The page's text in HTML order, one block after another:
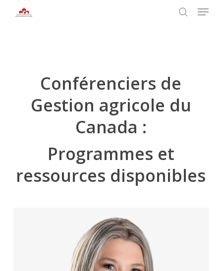
Menu
Conférenciers de
Gestion agricole du
Canada :
Programmes et
ressources disponibles